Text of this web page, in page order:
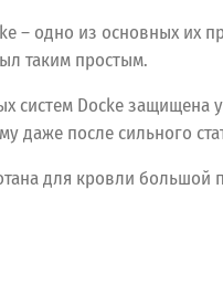
– одно из основных
таким простым.
систем Docke
даже после сильного
для кровли большой